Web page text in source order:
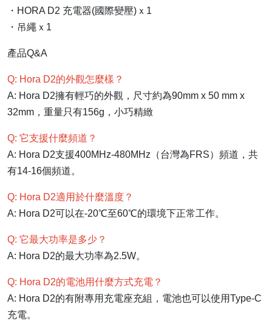
・HORA D2 充電器(國際變壓)ｘ1
・吊繩ｘ1
產品Q&A
Q: Hora D2的外觀怎麼樣？
A: Hora D2擁有輕巧的外觀，尺寸約為90mm x 50 mm x
32mm，重量只有156g，小巧精緻
Q: 它支援什麼頻道？
A: Hora D2支援400MHz-480MHz（台灣為FRS）頻道，共
有14-16個頻道。
Q: Hora D2適用於什麼溫度？
A: Hora D2可以在-20℃至60℃的環境下正常工作。
Q: 它最大功率是多少？
A: Hora D2的最大功率為2.5W。
Q: Hora D2的電池用什麼方式充電？
A: Hora D2的有附專用充電座充組，電池也可以使用Type-C
充電。